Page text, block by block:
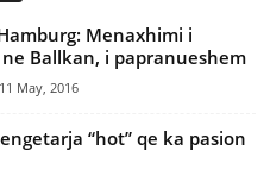
Menaxhimi i
Ballkan, i papranueshem
11 May, 2016
“hot” qe ka pasion